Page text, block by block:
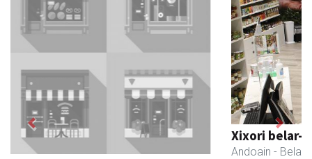
Xixori belar-denda
Andoain - Belar-denda
Previous Next